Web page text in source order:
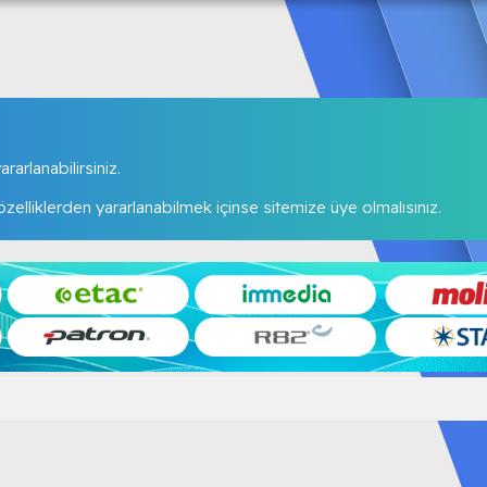
yararlanabilmek içinse sitemize üye olmalısınız.